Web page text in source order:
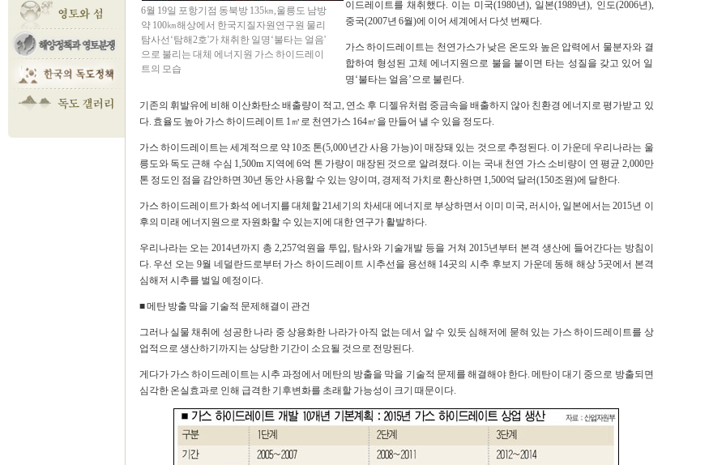
6월 19일 포항기점 동북방 135㎞,울릉도 남방
약 100㎞해상에서 한국지질자원연구원 물리
탐사선‘탐해2호'가 채취한 일명‘불타는 얼음'
으로 불리는 대체 에너지원 가스 하이드레이
트의 모습
이드레이트를 채취했다. 이는 미국(1980년), 일본(1989년), 인도(2006년),
중국(2007년 6월)에 이어 세계에서 다섯 번째다.
가스 하이드레이트는 천연가스가 낮은 온도와 높은 압력에서 물분자와 결
합하여 형성된 고체 에너지원으로 불을 붙이면 타는 성질을 갖고 있어 일
명‘불타는 얼음’으로 불린다.
기존의 휘발유에 비해 이산화탄소 배출량이 적고, 연소 후 디젤유처럼 중금속을 배출하지 않아 친환경 에너지로 평가받고 있
다. 효율도 높아 가스 하이드레이트 1㎥로 천연가스 164㎥을 만들어 낼 수 있을 정도다.
가스 하이드레이트는 세계적으로 약 10조 톤(5,000년간 사용 가능)이 매장돼 있는 것으로 추정된다. 이 가운데 우리나라는 울
릉도와 독도 근해 수심 1,500m 지역에 6억 톤 가량이 매장된 것으로 알려졌다. 이는 국내 천연 가스 소비량이 연 평균 2,000만
톤 정도인 점을 감안하면 30년 동안 사용할 수 있는 양이며, 경제적 가치로 환산하면 1,500억 달러(150조원)에 달한다.
가스 하이드레이트가 화석 에너지를 대체할 21세기의 차세대 에너지로 부상하면서 이미 미국, 러시아, 일본에서는 2015년 이
후의 미래 에너지원으로 자원화할 수 있는지에 대한 연구가 활발하다.
우리나라는 오는 2014년까지 총 2,257억원을 투입, 탐사와 기술개발 등을 거쳐 2015년부터 본격 생산에 들어간다는 방침이
다. 우선 오는 9월 네덜란드로부터 가스 하이드레이트 시추선을 용선해 14곳의 시추 후보지 가운데 동해 해상 5곳에서 본격
심해저 시추를 벌일 예정이다.
■ 메탄 방출 막을 기술적 문제해결이 관건
그러나 실물 채취에 성공한 나라 중 상용화한 나라가 아직 없는 데서 알 수 있듯 심해저에 묻혀 있는 가스 하이드레이트를 상
업적으로 생산하기까지는 상당한 기간이 소요될 것으로 전망된다.
게다가 가스 하이드레이트는 시추 과정에서 메탄의 방출을 막을 기술적 문제를 해결해야 한다. 메탄이 대기 중으로 방출되면
심각한 온실효과로 인해 급격한 기후변화를 초래할 가능성이 크기 때문이다.